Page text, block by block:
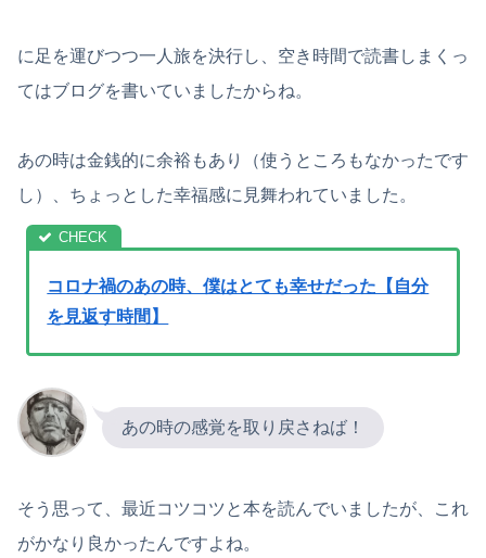
に足を運びつつ一人旅を決行し、空き時間で読書しまくっ
てはブログを書いていましたからね。
あの時は金銭的に余裕もあり（使うところもなかったです
し）、ちょっとした幸福感に見舞われていました。
コロナ禍のあの時、僕はとても幸せだった【自分
を見返す時間】
あの時の感覚を取り戻さねば！
そう思って、最近コツコツと本を読んでいましたが、これ
がかなり良かったんですよね。